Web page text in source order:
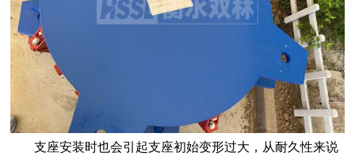
支座安装时也会引起支座初始变形过大，从耐久性来说